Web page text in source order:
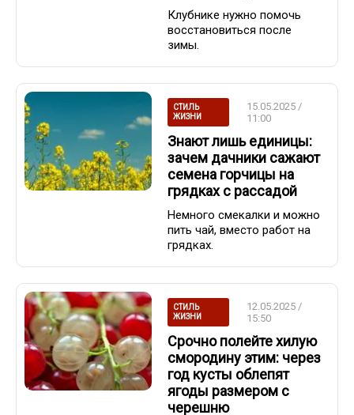
Клубнике нужно помочь
восстановиться после
зимы.
СТИЛЬ
ЖИЗНИ
15.05.2025 /
11:00
Знают лишь единицы:
зачем дачники сажают
семена горчицы на
грядках с рассадой
Немного смекалки и можно
пить чай, вместо работ на
грядках.
СТИЛЬ
ЖИЗНИ
12.05.2025 /
15:50
Срочно полейте хилую
смородину этим: через
год кусты облепят
ягоды размером с
черешню